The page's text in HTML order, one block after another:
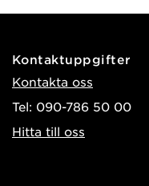
Kontaktuppgifter
Kontakta oss
Tel: 090-786 50 00
Hitta till oss